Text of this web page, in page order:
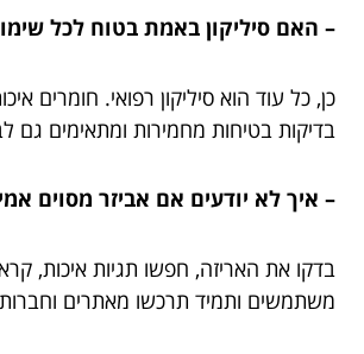
– האם סיליקון באמת בטוח לכל
כן, כל עוד הוא סיליקון רפואי. חומרים
בדיקות בטיחות מחמירות ומתאימים גם
– איך לא יודעים אם אביזר מסוים
בדקו את האריזה, חפשו תגיות איכות,
משתמשים ותמיד תרכשו מאתרים